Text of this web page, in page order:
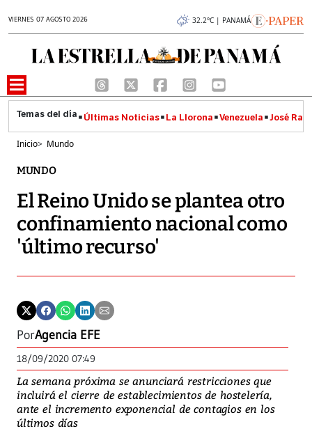
VIERNES 07 AGOSTO 2026 32.2°C | PANAMÁ
Últimas Noticias La Llorona Venezuela José
Inicio> Mundo
MUNDO
El Reino Unido se plantea otro
confinamiento nacional como
'último recurso'
PorAgencia EFE
18/09/2020 07:49
La semana próxima se anunciará restricciones que
incluirá el cierre de establecimientos de hostelería,
ante el incremento exponencial de contagios en los
últimos días